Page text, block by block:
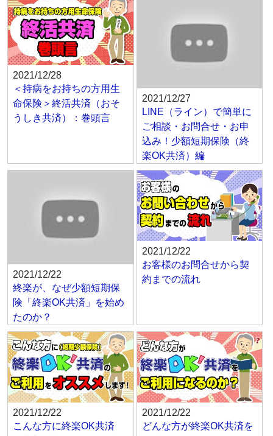
2021/12/28
＜持病をお持ちの方用生
命保険＞終活共済（おそ
うしき共済）：巻頭言
2021/12/27
LINE（ライン）で簡単に
ご相談・お問合せ・お申
込み！少額短期保険（終
楽OK共済）編
2021/12/22
終楽が、なぜ少額短期保
険「終楽OK共済」を始め
たのか？
2021/12/22
お客様のお問合せから契
約までの流れ
2021/12/22
こんな方に終楽OK共済
2021/12/22
どんな方が終楽OK共済を